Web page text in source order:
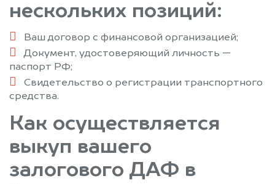
нескольких позиций:
Ваш договор с финансовой организацией;
Документ, удостоверяющий личность —
паспорт РФ;
Свидетельство о регистрации транспортного
средства.
Как осуществляется
выкуп вашего
залогового ДАФ в